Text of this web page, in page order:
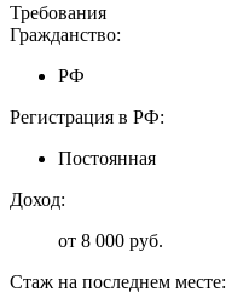
Требования
Гражданство:
РФ
Регистрация в РФ:
Постоянная
Доход:
от 8 000 руб.
Стаж на последнем месте: